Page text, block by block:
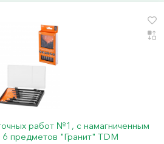
работ №1, с намагниченным
6 предметов "Гранит" TDM